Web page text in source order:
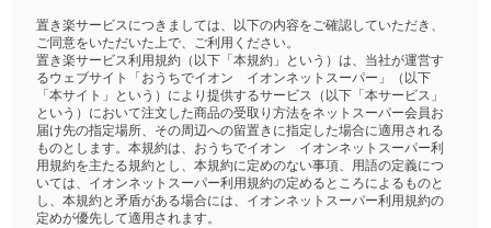
置き楽サービスにつきましては、以下の内容をご確認していただき、
ご同意をいただいた上で、ご利用ください。
置き楽サービス利用規約（以下「本規約」という）は、当社が運営す
るウェブサイト「おうちでイオン イオンネットスーパー」（以下
「本サイト」という）により提供するサービス（以下「本サービス」
という）において注文した商品の受取り方法をネットスーパー会員お
届け先の指定場所、その周辺への留置きに指定した場合に適用される
ものとします。本規約は、おうちでイオン イオンネットスーパー利
用規約を主たる規約とし、本規約に定めのない事項、用語の定義につ
いては、イオンネットスーパー利用規約の定めるところによるものと
し、本規約と矛盾がある場合には、イオンネットスーパー利用規約の
定めが優先して適用されます。